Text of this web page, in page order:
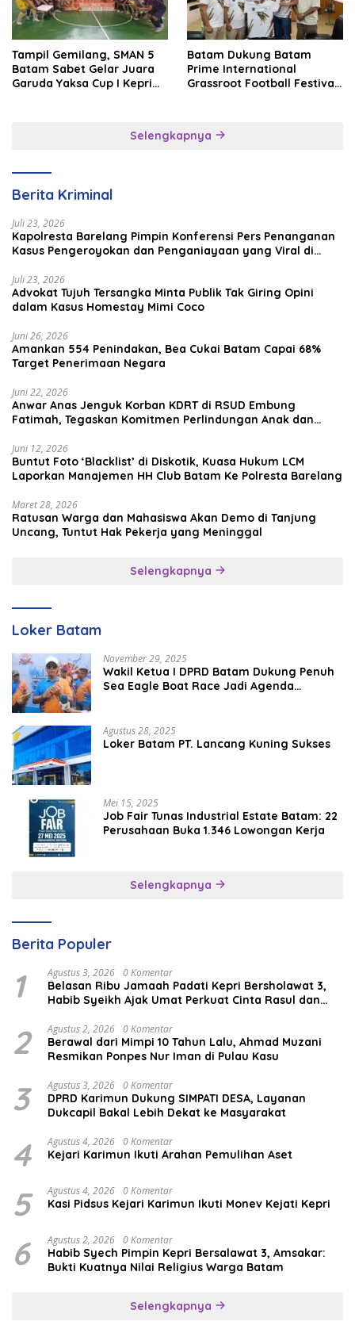
Tampil Gemilang, SMAN 5
Batam Sabet Gelar Juara
Garuda Yaksa Cup I Kepri
Batam Dukung Batam
Prime International
Grassroot Football Festival
Brunei–Malaysia
Selengkapnya
Berita Kriminal
Juli 23, 2026
Kapolresta Barelang Pimpin Konferensi Pers Penanganan
Kasus Pengeroyokan dan Penganiayaan yang Viral di
Juli 23, 2026
Advokat Tujuh Tersangka Minta Publik Tak Giring Opini
dalam Kasus Homestay Mimi Coco
Juni 26, 2026
Amankan 554 Penindakan, Bea Cukai Batam Capai 68%
Target Penerimaan Negara
Juni 22, 2026
Anwar Anas Jenguk Korban KDRT di RSUD Embung
Fatimah, Tegaskan Komitmen Perlindungan Anak dan
Juni 12, 2026
Buntut Foto ‘Blacklist’ di Diskotik, Kuasa Hukum LCM
Laporkan Manajemen HH Club Batam Ke Polresta Barelang
Maret 28, 2026
Ratusan Warga dan Mahasiswa Akan Demo di Tanjung
Uncang, Tuntut Hak Pekerja yang Meninggal
Selengkapnya
Loker Batam
November 29, 2025
Wakil Ketua I DPRD Batam Dukung Penuh
Sea Eagle Boat Race Jadi Agenda
Agustus 28, 2025
Loker Batam PT. Lancang Kuning Sukses
Mei 15, 2025
Job Fair Tunas Industrial Estate Batam: 22
Perusahaan Buka 1.346 Lowongan Kerja
Selengkapnya
Berita Populer
1 Agustus 3, 2026 0 Komentar
Belasan Ribu Jamaah Padati Kepri Bersholawat 3,
Habib Syeikh Ajak Umat Perkuat Cinta Rasul dan
2 Agustus 2, 2026 0 Komentar
Berawal dari Mimpi 10 Tahun Lalu, Ahmad Muzani
Resmikan Ponpes Nur Iman di Pulau Kasu
3 Agustus 3, 2026 0 Komentar
DPRD Karimun Dukung SIMPATI DESA, Layanan
Dukcapil Bakal Lebih Dekat ke Masyarakat
4 Agustus 4, 2026 0 Komentar
Kejari Karimun Ikuti Arahan Pemulihan Aset
5 Agustus 4, 2026 0 Komentar
Kasi Pidsus Kejari Karimun Ikuti Monev Kejati Kepri
6 Agustus 2, 2026 0 Komentar
Habib Syech Pimpin Kepri Bersalawat 3, Amsakar:
Bukti Kuatnya Nilai Religius Warga Batam
Selengkapnya